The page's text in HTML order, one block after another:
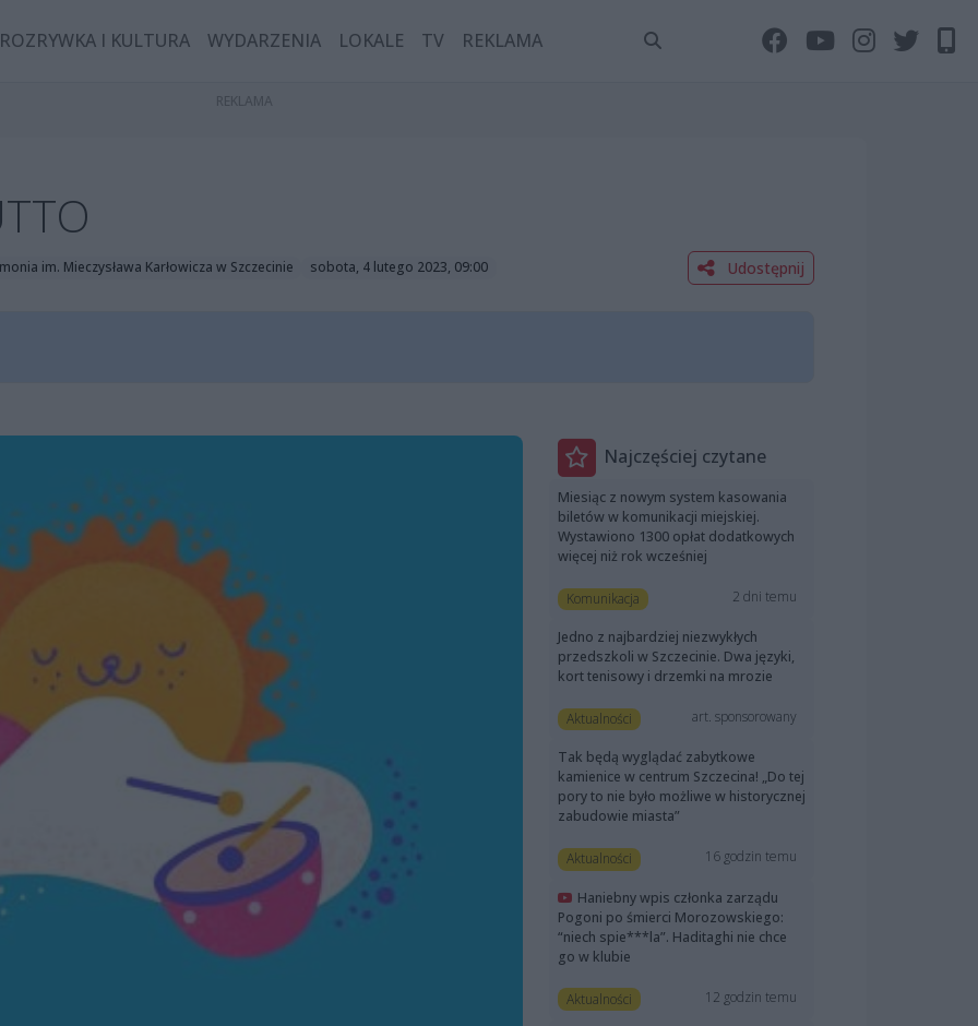
ROZRYWKA I KULTURA WYDARZENIA LOKALE TV REKLAMA
im. Mieczysława Karłowicza w Szczecinie sobota, 4 lutego 2023, 09:00 Udostępnij
Najczęściej czytane
Miesiąc z nowym system kasowania
biletów w komunikacji miejskiej.
Wystawiono 1300 opłat dodatkowych
więcej niż rok wcześniej
Komunikacja 2 dni temu
Jedno z najbardziej niezwykłych
przedszkoli w Szczecinie. Dwa języki,
kort tenisowy i drzemki na mrozie
Aktualności art. sponsorowany
Tak będą wyglądać zabytkowe
kamienice w centrum Szczecina! „Do tej
pory to nie było możliwe w historycznej
zabudowie miasta”
Aktualności 16 godzin temu
Haniebny wpis członka zarządu
Pogoni po śmierci Morozowskiego:
“niech spie***la”. Haditaghi nie chce
go w klubie
Aktualności 12 godzin temu